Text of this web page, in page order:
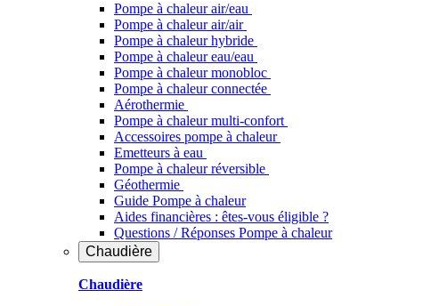
Pompe à chaleur air/eau
Pompe à chaleur air/air
Pompe à chaleur hybride
Pompe à chaleur​ eau/eau
Pompe à chaleur monobloc
Pompe à chaleur connectée
Aérothermie
Pompe à chaleur multi-confort
Accessoires pompe à chaleur
Emetteurs à eau
Pompe à chaleur réversible
Géothermie
Guide Pompe à chaleur
Aides financières : êtes-vous éligible ?
Questions / Réponses Pompe à chaleur
Chaudière
Chaudière